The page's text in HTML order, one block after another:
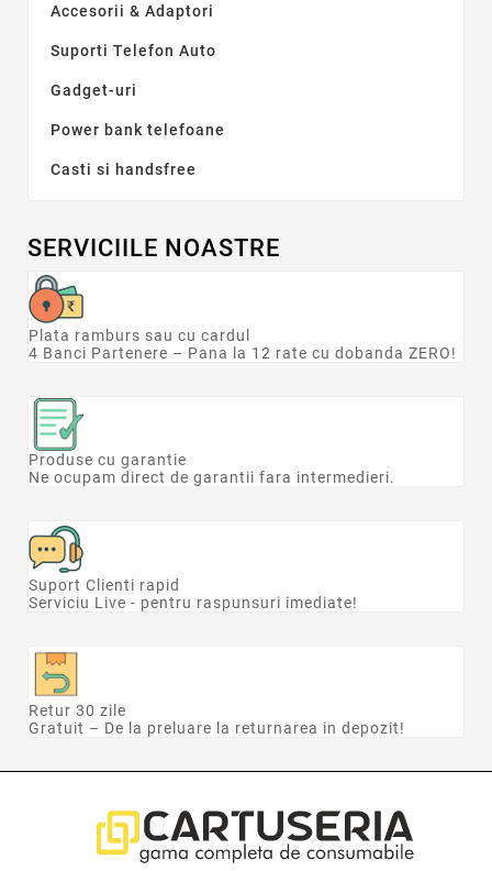
Accesorii & Adaptori
Suporti Telefon Auto
Gadget-uri
Power bank telefoane
Casti si handsfree
SERVICIILE NOASTRE
Plata ramburs sau cu cardul
4 Banci Partenere – Pana la 12 rate cu dobanda ZERO!
Produse cu garantie
Ne ocupam direct de garantii fara intermedieri.
Suport Clienti rapid
Serviciu Live - pentru raspunsuri imediate!
Retur 30 zile
Gratuit – De la preluare la returnarea in depozit!